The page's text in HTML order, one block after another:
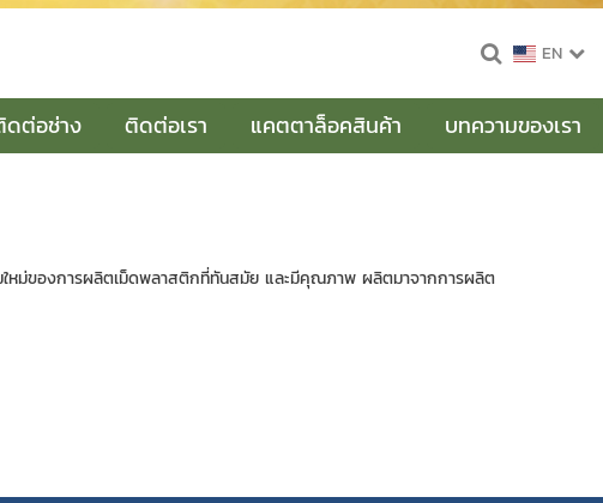
EN
ต่อช่าง ติดต่อเรา แคตตาล็อคสินค้า บทความของเรา
หม่ของการผลิตเม็ดพลาสติกที่ทันสมัย และมีคุณภาพ ผลิตมาจากการผลิต